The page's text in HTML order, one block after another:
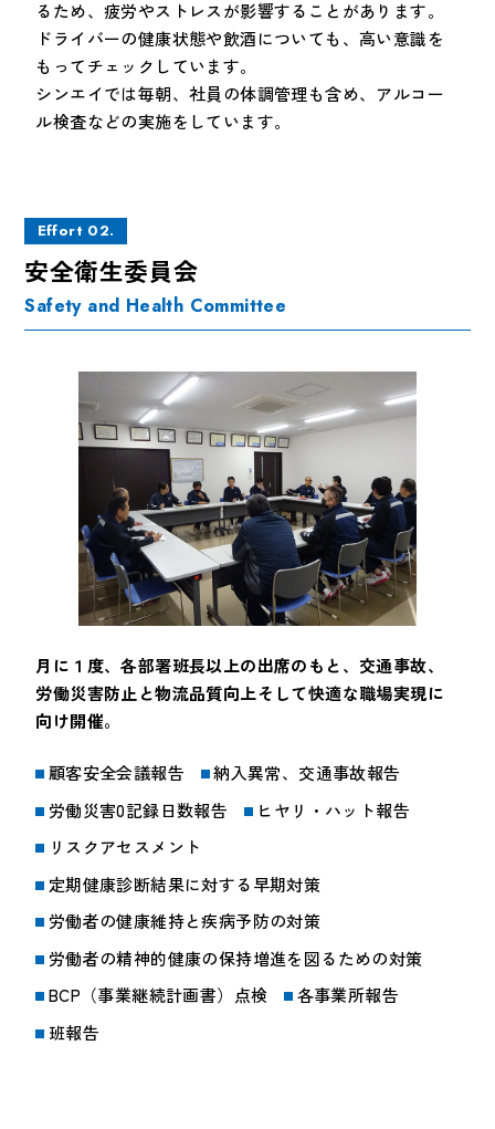
るため、疲労やストレスが影響することがあります。
ドライバーの健康状態や飲酒についても、高い意識を
もってチェックしています。
シンエイでは毎朝、社員の体調管理も含め、アルコー
ル検査などの実施をしています。
Effort 02.
安全衛生委員会
Safety and Health Committee
月に１度、各部署班長以上の出席のもと、交通事故、
労働災害防止と物流品質向上そして快適な職場実現に
向け開催。
顧客安全会議報告
納入異常、交通事故報告
労働災害0記録日数報告
ヒヤリ・ハット報告
リスクアセスメント
定期健康診断結果に対する早期対策
労働者の健康維持と疾病予防の対策
労働者の精神的健康の保持増進を図るための対策
BCP（事業継続計画書）点検
各事業所報告
班報告